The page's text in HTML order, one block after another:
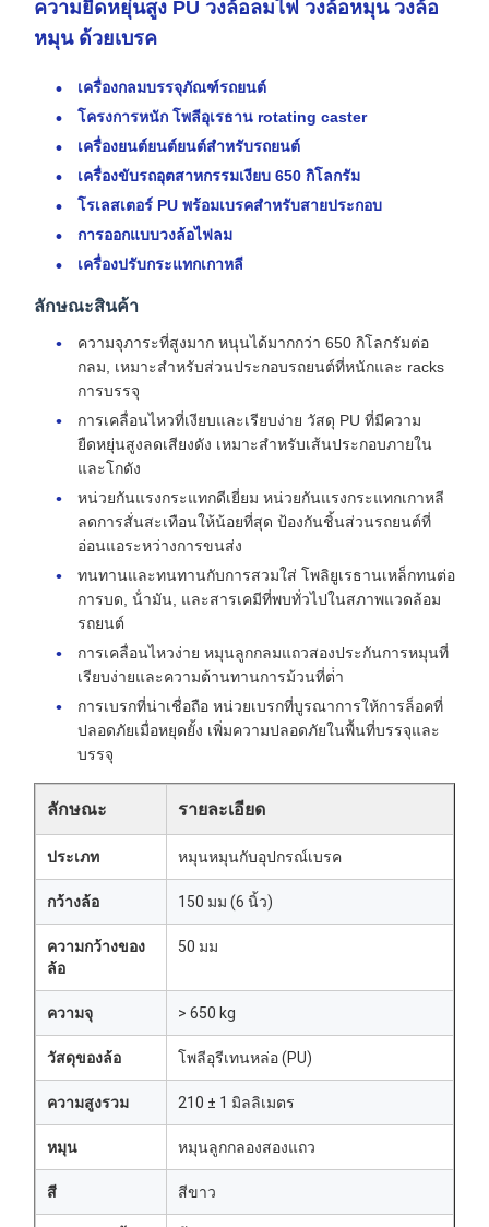
ความยืดหยุ่นสูง PU วงล้อลมไฟ วงล้อหมุน วงล้อ
หมุน ด้วยเบรค
เครื่องกลมบรรจุภัณฑ์รถยนต์
โครงการหนัก โพลีอุเรธาน rotating caster
เครื่องยนต์ยนต์ยนต์สําหรับรถยนต์
เครื่องขับรถอุตสาหกรรมเงียบ 650 กิโลกรัม
โรเลสเตอร์ PU พร้อมเบรคสําหรับสายประกอบ
การออกแบบวงล้อไฟลม
เครื่องปรับกระแทกเกาหลี
ลักษณะสินค้า
ความจุภาระที่สูงมาก หนุนได้มากกว่า 650 กิโลกรัมต่อ
กลม, เหมาะสําหรับส่วนประกอบรถยนต์ที่หนักและ racks
การบรรจุ
การเคลื่อนไหวที่เงียบและเรียบง่าย วัสดุ PU ที่มีความ
ยืดหยุ่นสูงลดเสียงดัง เหมาะสําหรับเส้นประกอบภายใน
และโกดัง
หน่วยกันแรงกระแทกดีเยี่ยม หน่วยกันแรงกระแทกเกาหลี
ลดการสั่นสะเทือนให้น้อยที่สุด ป้องกันชิ้นส่วนรถยนต์ที่
อ่อนแอระหว่างการขนส่ง
ทนทานและทนทานกับการสวมใส่ โพลิยูเรธานเหล็กทนต่อ
การบด, น้ํามัน, และสารเคมีที่พบทั่วไปในสภาพแวดล้อม
รถยนต์
การเคลื่อนไหวง่าย หมุนลูกกลมแถวสองประกันการหมุนที่
เรียบง่ายและความต้านทานการม้วนที่ต่ํา
การเบรกที่น่าเชื่อถือ หน่วยเบรกที่บูรณาการให้การล็อคที่
ปลอดภัยเมื่อหยุดยั้ง เพิ่มความปลอดภัยในพื้นที่บรรจุและ
บรรจุ
ลักษณะ รายละเอียด
ประเภท หมุนหมุนกับอุปกรณ์เบรค
กว้างล้อ 150 มม (6 นิ้ว)
ความกว้างของ
ล้อ
50 มม
ความจุ > 650 kg
วัสดุของล้อ โพลีอุรีเทนหล่อ (PU)
ความสูงรวม 210 ± 1 มิลลิเมตร
หมุน หมุนลูกกลองสองแถว
สี สีขาว